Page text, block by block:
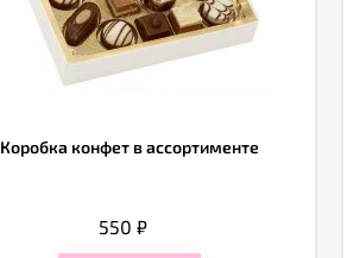
Коробка конфет в ассортименте
550 ₽